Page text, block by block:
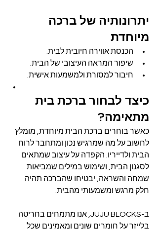
יתרונותיה של ברכה
מיוחדת
הכנסת אווירה חיובית לבית.
שיפור המראה העיצובי של הבית.
חיבור למסורת ולמשמעות אישית.
כיצד לבחור ברכת בית
מתאימה?
כאשר בוחרים ברכת הבית מיוחדת, מומלץ
לחשוב על מה שמרגיש נכון ומתחבר לרוח
הבית ולדייריו. הקפדה על עיצוב שמתאים
לסגנון הבית, ושימוש במילים שמביאות
שמחה והשראה, יבטיחו שהברכה תהיה
חלק מרגש ומשמעותי מהבית.
ב-JUJU BLOCKS, אנו מתמחים בחריטה
בלייזר על חומרים שונים ומאמינים שכל